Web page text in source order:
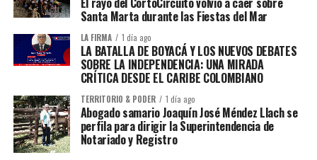
Santa Marta durante las Fiestas del Mar
LA FIRMA 1 día ago
LA BATALLA DE BOYACÁ Y LOS NUEVOS DEBATES
SOBRE LA INDEPENDENCIA: UNA MIRADA
CRÍTICA DESDE EL CARIBE COLOMBIANO
TERRITORIO & PODER 1 día ago
Abogado samario Joaquín José Méndez Llach se
perfila para dirigir la Superintendencia de
Notariado y Registro